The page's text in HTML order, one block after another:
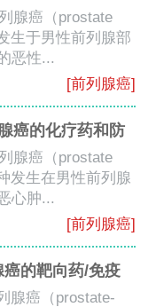
癌（prostate
生于男性前列腺部
恶性...
[前列腺癌]
癌的化疗药和防
癌（prostate
发生在男性前列腺
心肿...
[前列腺癌]
的靶向药/免疫
癌（prostate-